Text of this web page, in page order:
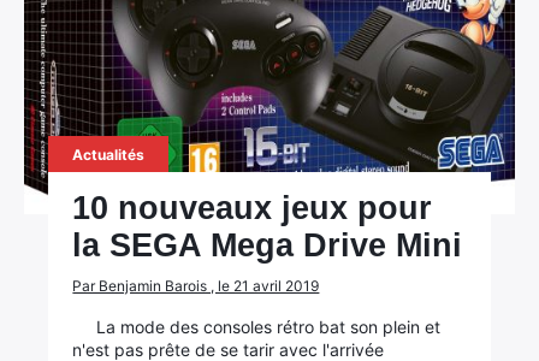
Actualités
10 nouveaux jeux pour
la SEGA Mega Drive Mini
Par Benjamin Barois , le 21 avril 2019
La mode des consoles rétro bat son plein et
n'est pas prête de se tarir avec l'arrivée